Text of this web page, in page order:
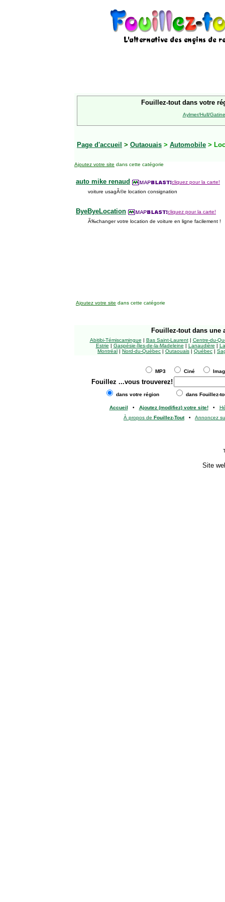
Fouillez-tout dans votre
Aylmer/Hull/
Page d'accueil > Outaouais > Automobile >
Ajoutez votre site dans cette catégorie
auto mike renaud
cliquez pour la carte!
voiture usagÃ©e location consignation
ByeByeLocation
cliquez pour la carte!
Ã‰changer votre location de voiture en ligne facilement !
Ajoutez votre site dans cette catégorie
Fouillez-tout dans une
Abitibi-Témiscamingue | Bas Saint-Laurent| Centre-du-
Estrie | Gaspésie-Îles-de-la-Madeleine | Lanaudière |
Montréal | Nord-du-Québec | Outaouais | Québec |
MP3 Ciné
Fouillez ...vous trouverez!
dans votre région dans Fouillez-
Accueil • Ajoutez (modifiez) votre site!•
À propos de Fouillez-Tout• Annoncez
Site